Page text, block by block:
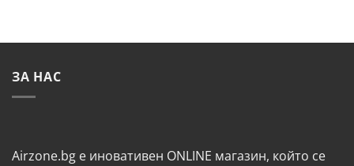
30.00 лв..
ЗА НАС
Airzone.bg е иновативен ONLINE магазин, който се